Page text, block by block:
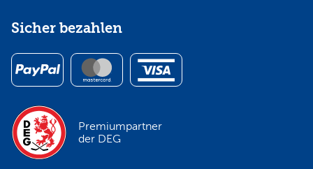
Sicher bezahlen
Premiumpartner
der DEG